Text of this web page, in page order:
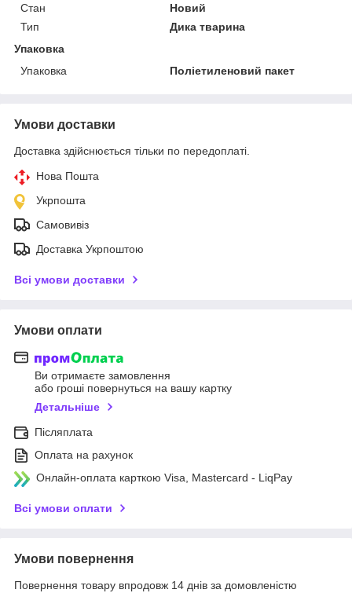
Стан
Новий
Тип
Дика тварина
Упаковка
Упаковка
Поліетиленовий пакет
Умови доставки
Доставка здійснюється тільки по передоплаті.
Нова Пошта
Укрпошта
Самовивіз
Доставка Укрпоштою
Всі умови доставки
Умови оплати
Ви отримаєте замовлення
або гроші повернуться на вашу картку
Детальніше
Післяплата
Оплата на рахунок
Онлайн-оплата карткою Visa, Mastercard - LiqPay
Всі умови оплати
Умови повернення
Повернення товару впродовж 14 днів за домовленістю